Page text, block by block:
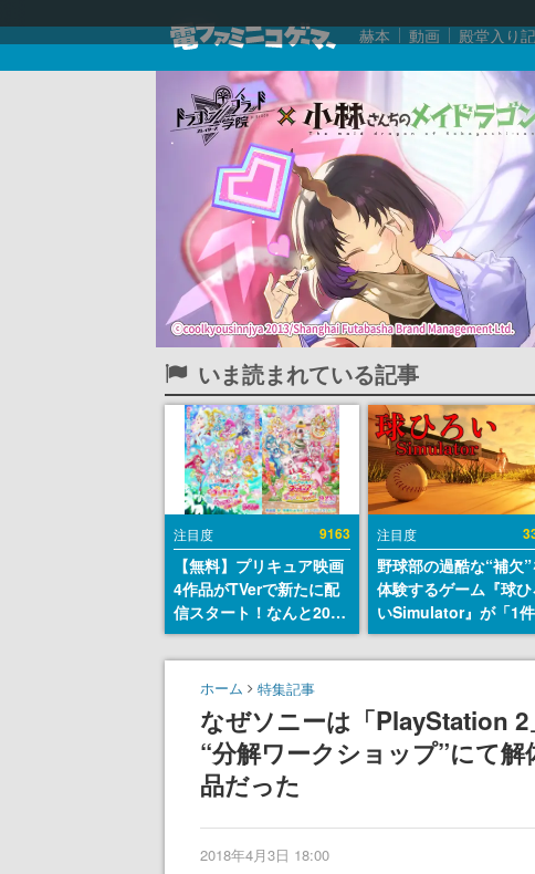
赫本 動画 殿堂入り
いま読まれている記事
注目度 9163
【無料】プリキュア映画
4作品がTVerで新たに配
信スタート！なんと2018
年～2024年の映画ほぼす
べてが見放題に、ぶっち
ゃけありえないラインナ
注目度
野球部の過酷な“補欠
体験するゲーム『球ひ
いSimulator』が「1
のウィッシュリスト
とにチェコ語に対応し
ェコのプロ野球選手か
称賛の声
ホーム 特集記事
なぜソニーは「PlayStation
“分解ワークショップ”にて
品だった
2018年4月3日 18:00